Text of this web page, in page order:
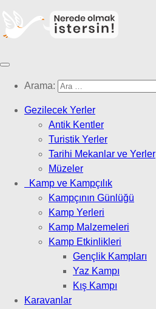
Arama:
Gezilecek Yerler
Antik Kentler
Turistik Yerler
Tarihi Mekanlar ve Yerler
Müzeler
Kamp ve Kampçılık
Kampçının Günlüğü
Kamp Yerleri
Kamp Malzemeleri
Kamp Etkinlikleri
Gençlik Kampları
Yaz Kampı
Kış Kampı
Karavanlar